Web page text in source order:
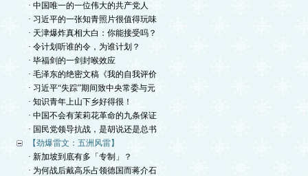
· 中国唯一的一位伟大的共产党人
· 习近平的一张知青照片很值得玩味
· 天津爆炸真相大白：你能接受吗？
· 令计划听谁的令，为谁计划？
· 毕福剑的一剑封喉效应
· 毛泽东的绝密文稿《我的自我评价
· 习近平“失踪”期间致中央常委与元
· 知识青年上山下乡好得很！
· 中国不会有茉莉花革命的九条保证
· 国民党领导抗战，是胡说还是总书
【劲爆雷文：五洲风雷】
· 新加坡到底有多「专制」？
· 为何战后戴高乐占领德国而蒋介石